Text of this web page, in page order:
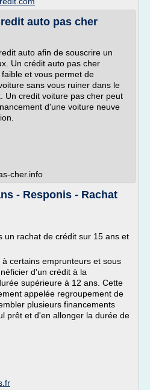
auto pas cher
auto afin de souscrire un
Un crédit auto pas cher
et vous permet de
sans vous ruiner dans le
Un credit voiture pas cher peut
d'une voiture neuve
cher.info
- Responis - Rachat
un rachat de crédit sur 15 ans et
certains emprunteurs et sous
d'un crédit à la
supérieure à 12 ans. Cette
appelée regroupement de
plusieurs financements
prêt et d'en allonger la durée de